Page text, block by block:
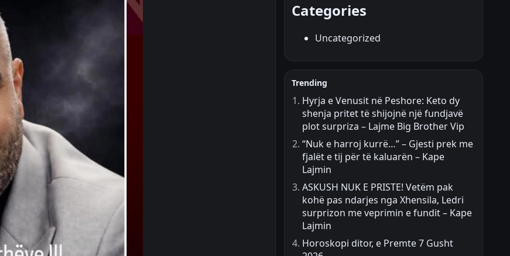
Categories
Uncategorized
Trending
Hyrja e Venusit në Peshore: Keto dy
shenja pritet të shijojnë një fundjavë
plot surpriza – Lajme Big Brother Vip
“Nuk e harroj kurrë…” – Gjesti prek me
fjalët e tij për të kaluarën – Kape
Lajmin
ASKUSH NUK E PRISTE! Vetëm pak
kohë pas ndarjes nga Xhensila, Ledri
surprizon me veprimin e fundit – Kape
Lajmin
Horoskopi ditor, e Premte 7 Gusht